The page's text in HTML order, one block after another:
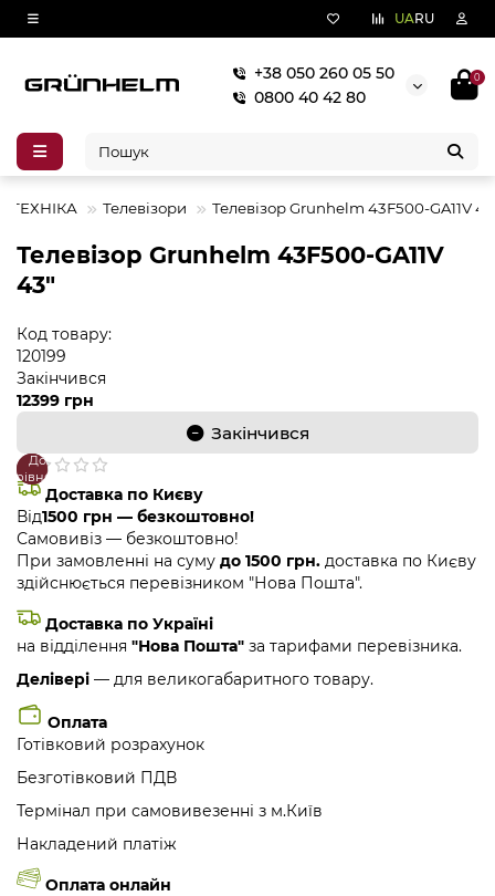
UARU
+38 050 260 05 50
0800 40 42 80
0
ТЕХНІКА Телевізори Телевізор Grunhelm 43F500-GA11V
Телевізор Grunhelm 43F500-GA11V
43"
Код товару:
120199
Закінчився
12399 грн
Закінчився
В
закладки
До
Доставка по Києву
Від1500 грн — безкоштовно!
Самовивіз — безкоштовно!
При замовленні на суму до 1500 грн. доставка по Києву
здійснюється перевізником "Нова Пошта".
Доставка по Україні
на відділення "Нова Пошта" за тарифами перевізника.
Делівері — для великогабаритного товару.
Оплата
Готівковий розрахунок
Безготівковий ПДВ
Термінал при самовивезенні з м.Київ
Накладений платіж
Оплата онлайн